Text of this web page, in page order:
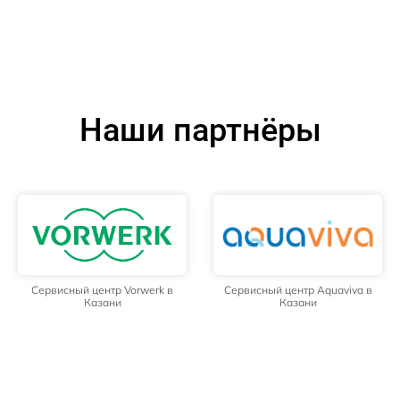
Наши партнёры
Сервисный центр Vorwerk в
Казани
Сервисный центр Aquaviva в
Казани